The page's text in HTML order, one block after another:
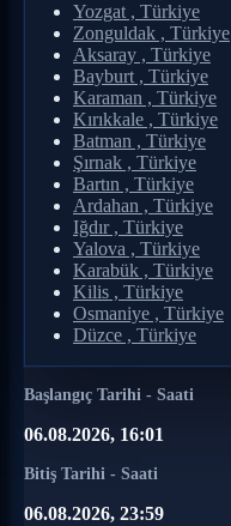
Yozgat , Türkiye
Zonguldak , Türkiye
Aksaray , Türkiye
Bayburt , Türkiye
Karaman , Türkiye
Kırıkkale , Türkiye
Batman , Türkiye
Şırnak , Türkiye
Bartın , Türkiye
Ardahan , Türkiye
Iğdır , Türkiye
Yalova , Türkiye
Karabük , Türkiye
Kilis , Türkiye
Osmaniye , Türkiye
Düzce , Türkiye
Başlangıç Tarihi - Saati
06.08.2026, 16:01
Bitiş Tarihi - Saati
06.08.2026, 23:59